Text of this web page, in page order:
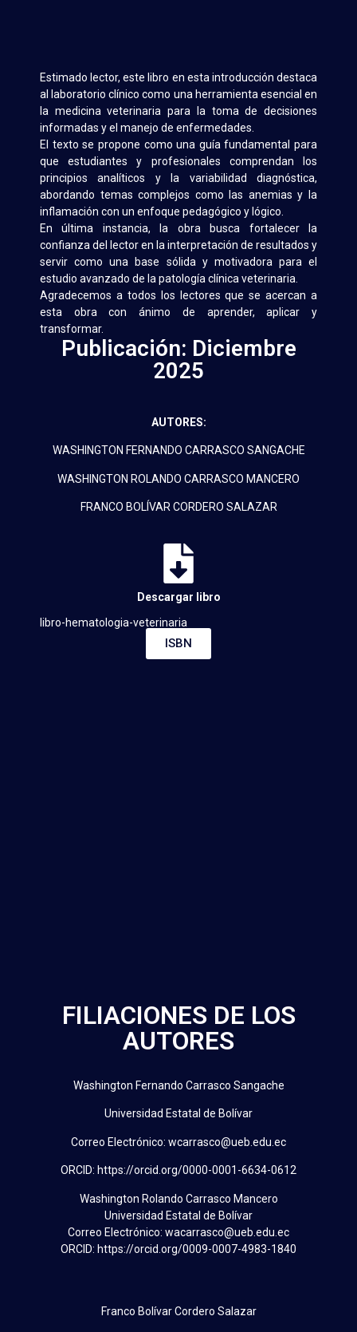
Estimado lector, este libro en esta introducción destaca
al laboratorio clínico como una herramienta esencial en
la medicina veterinaria para la toma de decisiones
informadas y el manejo de enfermedades.
El texto se propone como una guía fundamental para
que estudiantes y profesionales comprendan los
principios analíticos y la variabilidad diagnóstica,
abordando temas complejos como las anemias y la
inflamación con un enfoque pedagógico y lógico.
En última instancia, la obra busca fortalecer la
confianza del lector en la interpretación de resultados y
servir como una base sólida y motivadora para el
estudio avanzado de la patología clínica veterinaria.
Agradecemos a todos los lectores que se acercan a
esta obra con ánimo de aprender, aplicar y
transformar.
Publicación: Diciembre
2025
AUTORES:
WASHINGTON FERNANDO CARRASCO SANGACHE
WASHINGTON ROLANDO CARRASCO MANCERO
FRANCO BOLÍVAR CORDERO SALAZAR
Descargar libro
libro-hematologia-veterinaria
ISBN
FILIACIONES DE LOS
AUTORES
Washington Fernando Carrasco Sangache
Universidad Estatal de Bolívar
Correo Electrónico: wcarrasco@ueb.edu.ec
ORCID: https://orcid.org/0000-0001-6634-0612
Washington Rolando Carrasco Mancero
Universidad Estatal de Bolívar
Correo Electrónico: wacarrasco@ueb.edu.ec
ORCID: https://orcid.org/0009-0007-4983-1840
Franco Bolívar Cordero Salazar